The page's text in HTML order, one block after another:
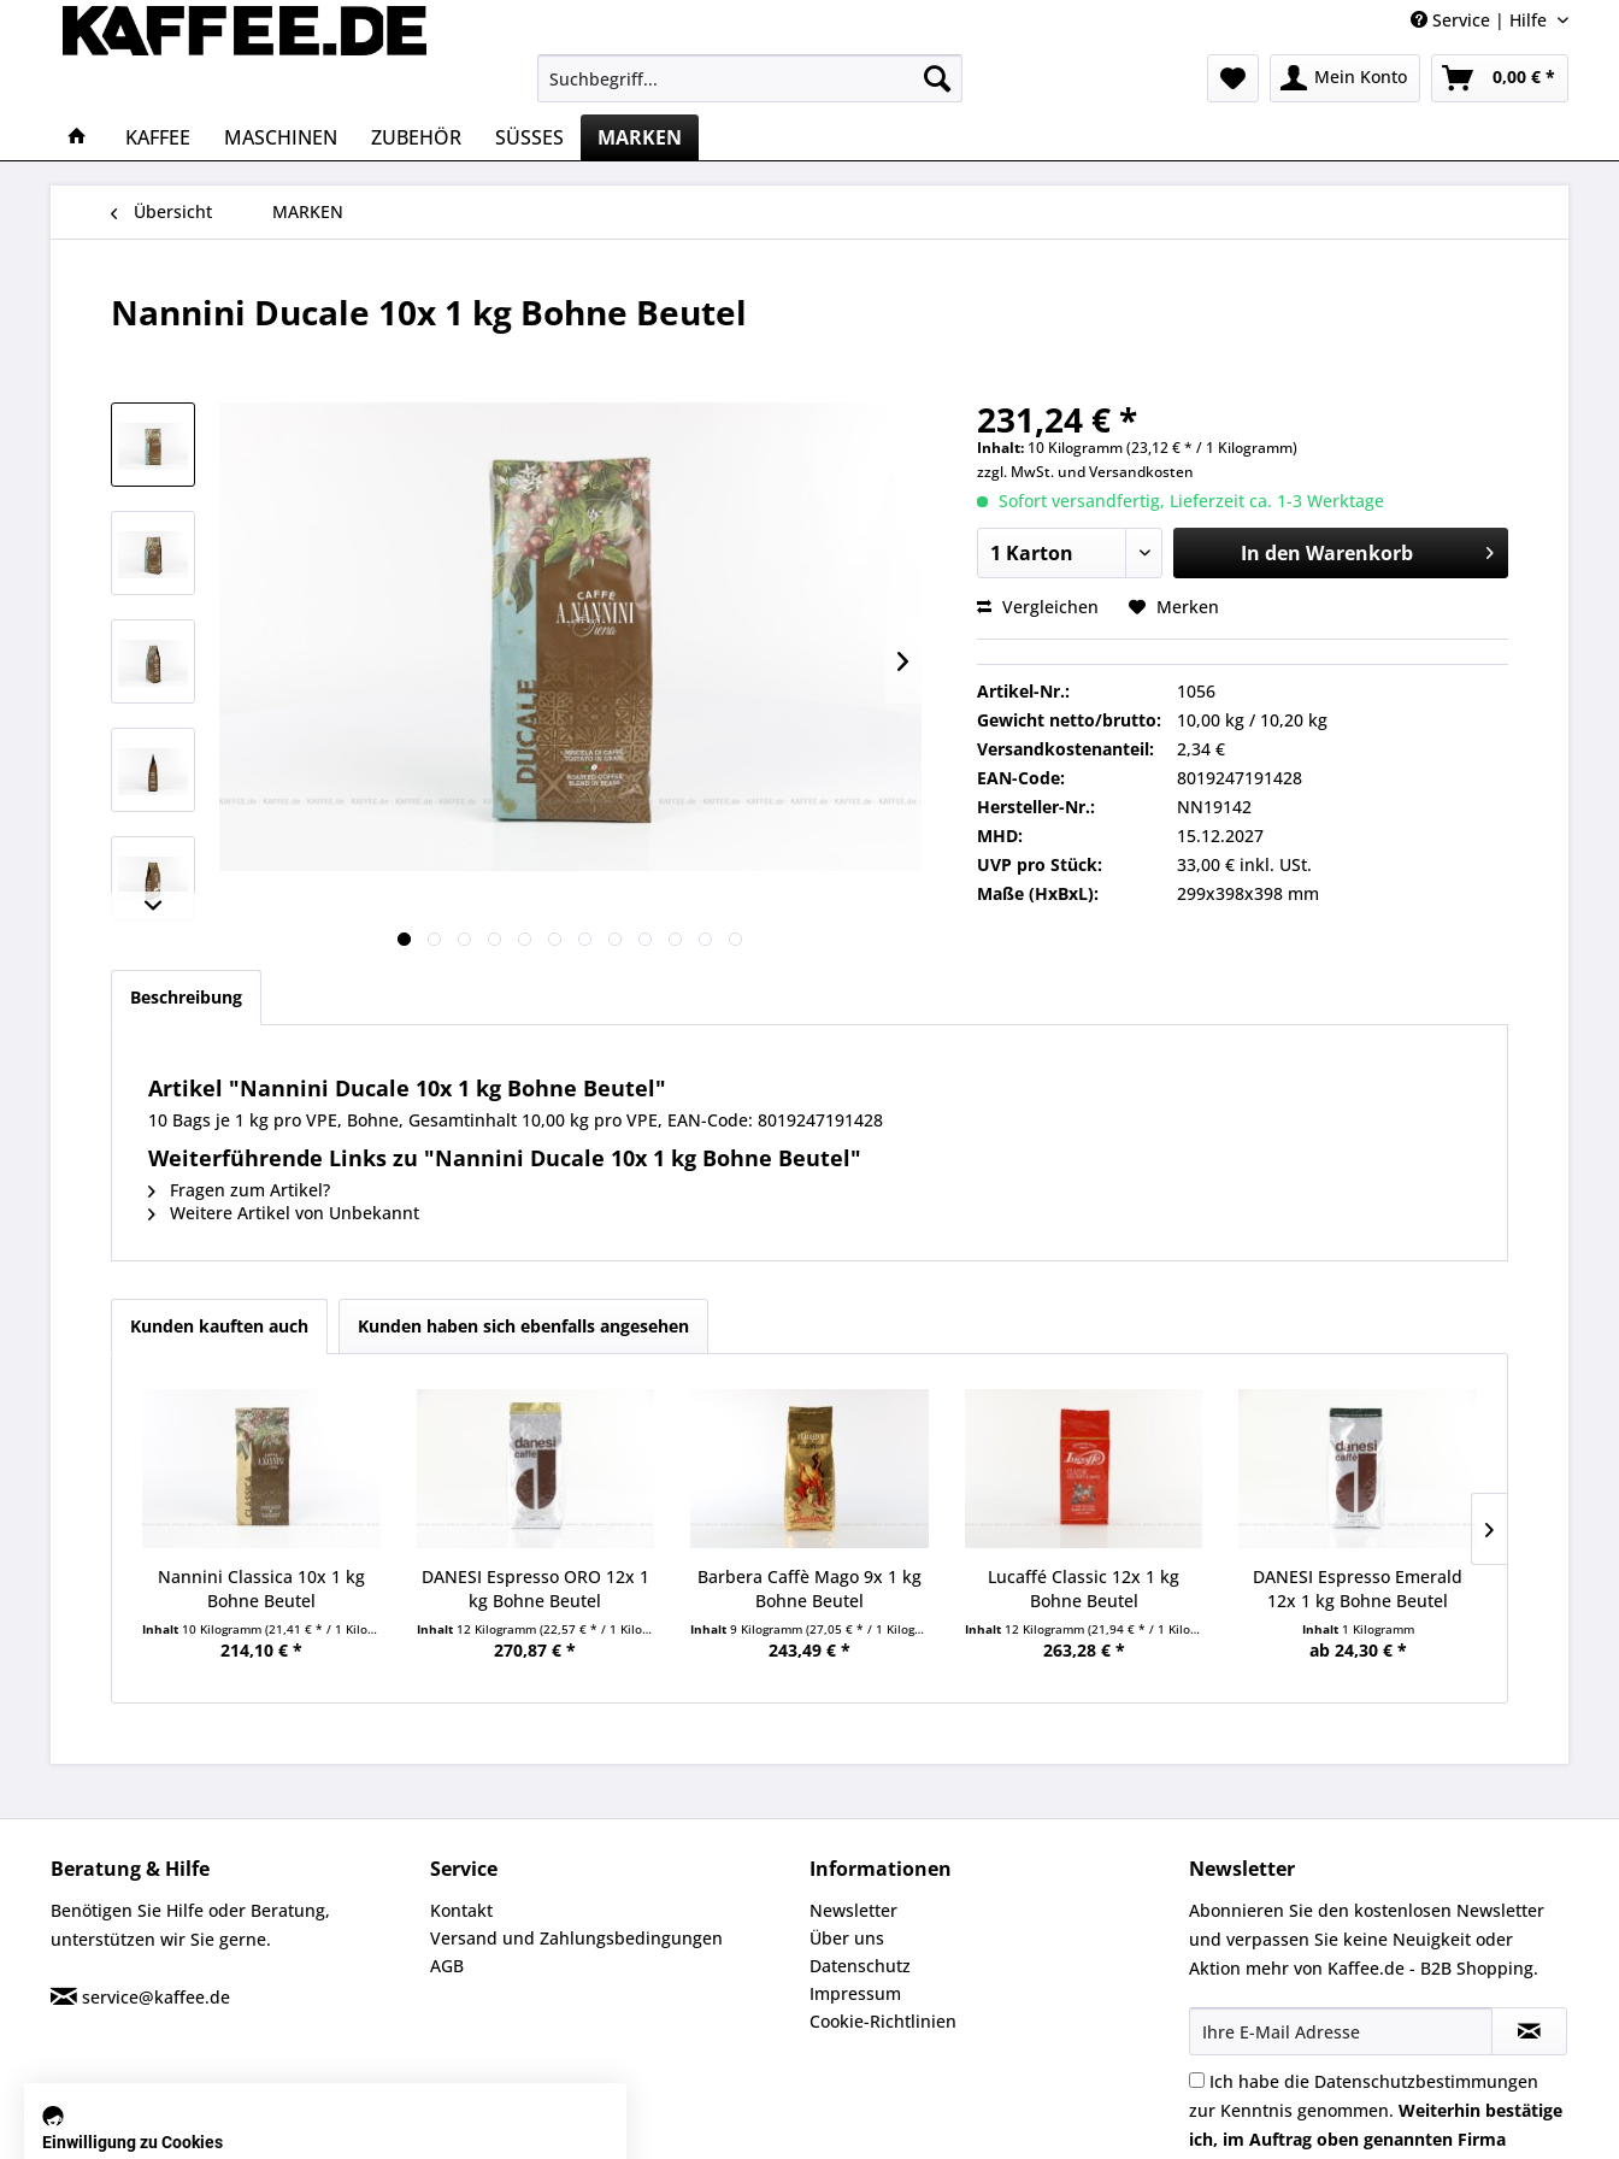
Service | Hilfe
Mein Konto 0,00 € *
KAFFEE MASCHINEN ZUBEHÖR SÜSSES MARKEN
Übersicht MARKEN
Nannini Ducale 10x 1 kg Bohne Beutel
231,24 € *
Inhalt: 10 Kilogramm (23,12 € * / 1 Kilogramm)
zzgl. MwSt. undVersandkosten
Sofort versandfertig, Lieferzeit ca. 1-3 Werktage
In den Warenkorb
Vergleichen Merken
Artikel-Nr.:
1056
Gewicht netto/brutto:
10,00 kg / 10,20 kg
Versandkostenanteil:
2,34 €
EAN-Code:
8019247191428
Hersteller-Nr.:
NN19142
MHD:
15.12.2027
UVP pro Stück:
33,00 € inkl. USt.
Maße (HxBxL):
299x398x398 mm
Beschreibung
Artikel "Nannini Ducale 10x 1 kg Bohne Beutel"
10 Bags je 1 kg pro VPE, Bohne, Gesamtinhalt 10,00 kg pro VPE, EAN-Code: 8019247191428
Weiterführende Links zu "Nannini Ducale 10x 1 kg Bohne Beutel"
Fragen zum Artikel?
Weitere Artikel von Unbekannt
Kunden kauften auch Kunden haben sich ebenfalls angesehen
Nannini Classica 10x 1 kg
Bohne Beutel
Inhalt 10 Kilogramm (21,41 € * / 1 Kilogramm)
214,10 € *
DANESI Espresso ORO 12x 1
kg Bohne Beutel
Inhalt 12 Kilogramm (22,57 € * / 1 Kilogramm)
270,87 € *
Barbera Caffè Mago 9x 1 kg
Bohne Beutel
Inhalt9 Kilogramm(27,05 € * / 1 Kilogramm)
243,49 € *
Lucaffé Classic 12x 1 kg
Bohne Beutel
Inhalt 12 Kilogramm (21,94 € * / 1 Kilogramm)
263,28 € *
DANESI Espresso Emerald
12x 1 kg Bohne Beutel
Inhalt 1 Kilogramm
ab 24,30 € *
Beratung & Hilfe
Benötigen Sie Hilfe oder Beratung,
unterstützen wir Sie gerne.
service@kaffee.de
Service
Kontakt
Versand und Zahlungsbedingungen
AGB
Informationen
Newsletter
Über uns
Datenschutz
Impressum
Cookie-Richtlinien
Newsletter
Abonnieren Sie den kostenlosen Newsletter
und verpassen Sie keine Neuigkeit oder
Aktion mehr von Kaffee.de - B2B Shopping.
Ich habe die Datenschutzbestimmungen
zur Kenntnis genommen. Weiterhin bestätige
ich, im Auftrag oben genannten Firma
Einwilligung zu Cookies